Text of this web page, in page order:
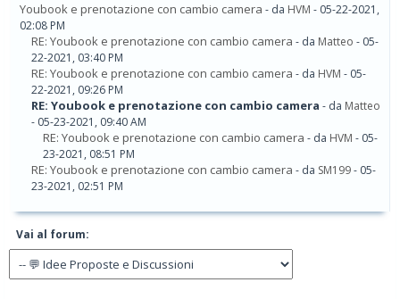
Youbook e prenotazione con cambio camera - da HVM - 05-22-2021,
02:08 PM
RE: Youbook e prenotazione con cambio camera - da Matteo - 05-
22-2021, 03:40 PM
RE: Youbook e prenotazione con cambio camera - da HVM - 05-
22-2021, 09:26 PM
RE: Youbook e prenotazione con cambio camera - da Matteo
- 05-23-2021, 09:40 AM
RE: Youbook e prenotazione con cambio camera - da HVM - 05-
23-2021, 08:51 PM
RE: Youbook e prenotazione con cambio camera - da SM199- 05-
23-2021, 02:51 PM
Vai al forum: